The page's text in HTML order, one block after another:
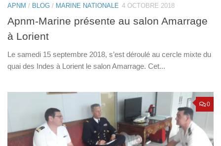
APNM / BLOG / MARINE NATIONALE 4 OCTOBRE 2018
Apnm-Marine présente au salon Amarrage
à Lorient
Le samedi 15 septembre 2018, s’est déroulé au cercle mixte du
quai des Indes à Lorient le salon Amarrage. Cet...
0